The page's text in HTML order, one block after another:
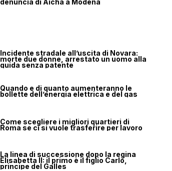
denuncia di Aicha a Modena
Incidente stradale all’uscita di Novara:
morte due donne, arrestato un uomo alla
guida senza patente
Quando e di quanto aumenteranno le
bollette dell’energia elettrica e del gas
Come scegliere i migliori quartieri di
Roma se ci si vuole trasferire per lavoro
La linea di successione dopo la regina
Elisabetta II: il primo è il figlio Carlo,
principe del Galles